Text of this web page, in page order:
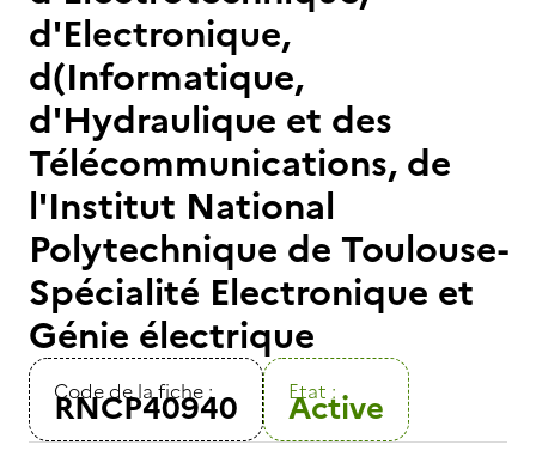
d'Electronique,
d(Informatique,
d'Hydraulique et des
Télécommunications, de
l'Institut National
Polytechnique de Toulouse-
Spécialité Electronique et
Génie électrique
Code de la fiche :
RNCP40940 Etat :
Active